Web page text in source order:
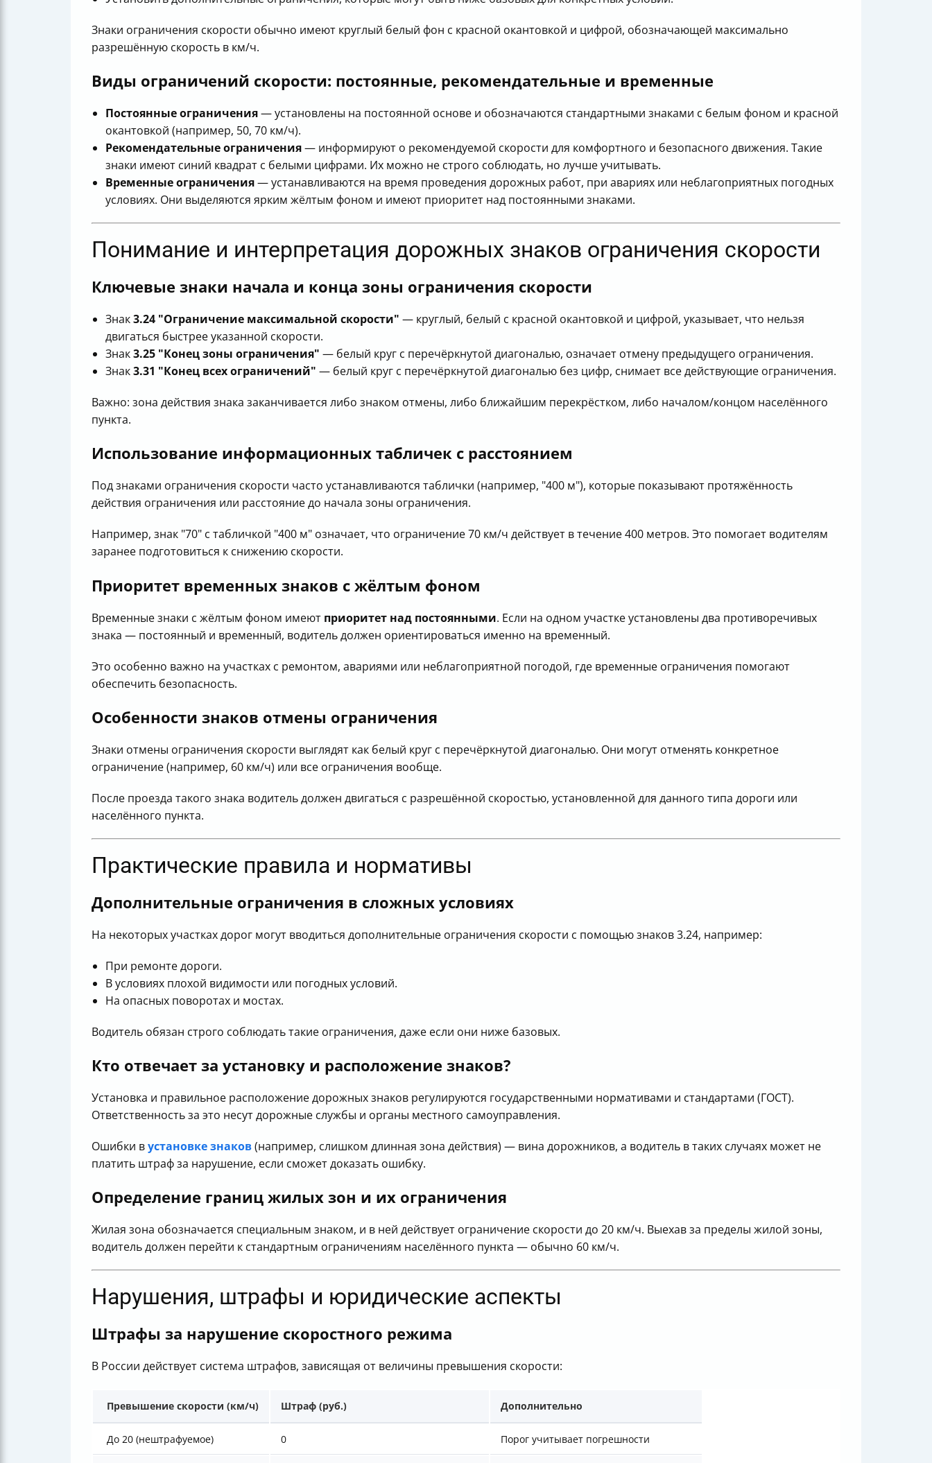
Знаки ограничения скорости обычно имеют круглый белый фон с красной окантовкой и цифрой, обозначающей максимально
разрешённую скорость в км/ч.
Виды ограничений скорости: постоянные, рекомендательные и временные
Постоянные ограничения— установлены на постоянной основе и обозначаются стандартными знаками с белым фоном и красной
окантовкой (например, 50, 70 км/ч).
Рекомендательные ограничения— информируют о рекомендуемой скорости для комфортного и безопасного движения. Такие
знаки имеют синий квадрат с белыми цифрами. Их можно не строго соблюдать, но лучше учитывать.
Временные ограничения— устанавливаются на время проведения дорожных работ, при авариях или неблагоприятных погодных
условиях. Они выделяются ярким жёлтым фоном и имеют приоритет над постоянными знаками.
Понимание и интерпретация дорожных знаков ограничения скорости
Ключевые знаки начала и конца зоны ограничения скорости
Знак3.24 "Ограничение максимальной скорости" — круглый, белый с красной окантовкой и цифрой, указывает, что нельзя
двигаться быстрее указанной скорости.
Знак3.25 "Конец зоны ограничения" — белый круг с перечёркнутой диагональю, означает отмену предыдущего ограничения.
Знак3.31 "Конец всех ограничений" — белый круг с перечёркнутой диагональю без цифр, снимает все действующие ограничения.
Важно: зона действия знака заканчивается либо знаком отмены, либо ближайшим перекрёстком, либо началом/концом населённого
пункта.
Использование информационных табличек с расстоянием
Под знаками ограничения скорости часто устанавливаются таблички (например, "400 м"), которые показывают протяжённость
действия ограничения или расстояние до начала зоны ограничения.
Например, знак "70" с табличкой "400 м" означает, что ограничение 70 км/ч действует в течение 400 метров. Это помогает водителям
заранее подготовиться к снижению скорости.
Приоритет временных знаков с жёлтым фоном
Временные знаки с жёлтым фоном имеют приоритет над постоянными. Если на одном участке установлены два противоречивых
знака — постоянный и временный, водитель должен ориентироваться именно на временный.
Это особенно важно на участках с ремонтом, авариями или неблагоприятной погодой, где временные ограничения помогают
обеспечить безопасность.
Особенности знаков отмены ограничения
Знаки отмены ограничения скорости выглядят как белый круг с перечёркнутой диагональю. Они могут отменять конкретное
ограничение (например, 60 км/ч) или все ограничения вообще.
После проезда такого знака водитель должен двигаться с разрешённой скоростью, установленной для данного типа дороги или
населённого пункта.
Практические правила и нормативы
Дополнительные ограничения в сложных условиях
На некоторых участках дорог могут вводиться дополнительные ограничения скорости с помощью знаков 3.24, например:
При ремонте дороги.
В условиях плохой видимости или погодных условий.
На опасных поворотах и мостах.
Водитель обязан строго соблюдать такие ограничения, даже если они ниже базовых.
Кто отвечает за установку и расположение знаков?
Установка и правильное расположение дорожных знаков регулируются государственными нормативами и стандартами (ГОСТ).
Ответственность за это несут дорожные службы и органы местного самоуправления.
Ошибки вустановке знаков(например, слишком длинная зона действия) — вина дорожников, а водитель в таких случаях может не
платить штраф за нарушение, если сможет доказать ошибку.
Определение границ жилых зон и их ограничения
Жилая зона обозначается специальным знаком, и в ней действует ограничение скорости до 20 км/ч. Выехав за пределы жилой зоны,
водитель должен перейти к стандартным ограничениям населённого пункта — обычно 60 км/ч.
Нарушения, штрафы и юридические аспекты
Штрафы за нарушение скоростного режима
В России действует система штрафов, зависящая от величины превышения скорости:
Превышение скорости (км/ч) Штраф (руб.) Дополнительно
До 20 (нештрафуемое) 0 Порог учитывает погрешности